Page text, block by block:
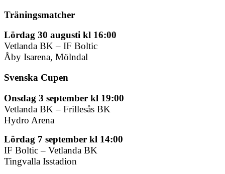
Träningsmatcher
Lördag 30 augusti kl 16:00
Vetlanda BK – IF Boltic
Åby Isarena, Mölndal
Svenska Cupen
Onsdag 3 september kl 19:00
Vetlanda BK – Frillesås BK
Hydro Arena
Lördag 7 september kl 14:00
IF Boltic – Vetlanda BK
Tingvalla Isstadion